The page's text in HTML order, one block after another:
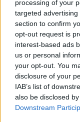
processing of your
targeted
section to confirm
opt-out request is
interest-based ads
us or personal
your opt-out. You
disclosure of your
IAB’s list of
also be disclosed
Downstream
milioni, in
2024. L’utile
incremento del
Nel 2025 il titolo
azione, in
capitalizzazione
volumi medi
azioni. Il dato
mercato e con la
percorso di